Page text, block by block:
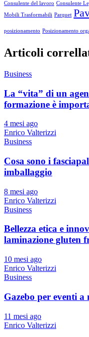
Consulente del lavoro Consulente
Mobili Trasformabili Parquet
posizionamento Posizionamento
Articoli
Business
La “vita” di un
formazione è
4 mesi ago
Enrico Valterizzi
Business
Cosa sono i
imballaggio
8 mesi ago
Enrico Valterizzi
Business
Bellezza etica e
laminazione gluten
10 mesi ago
Enrico Valterizzi
Business
Gazebo per eventi a
11 mesi ago
Enrico Valterizzi